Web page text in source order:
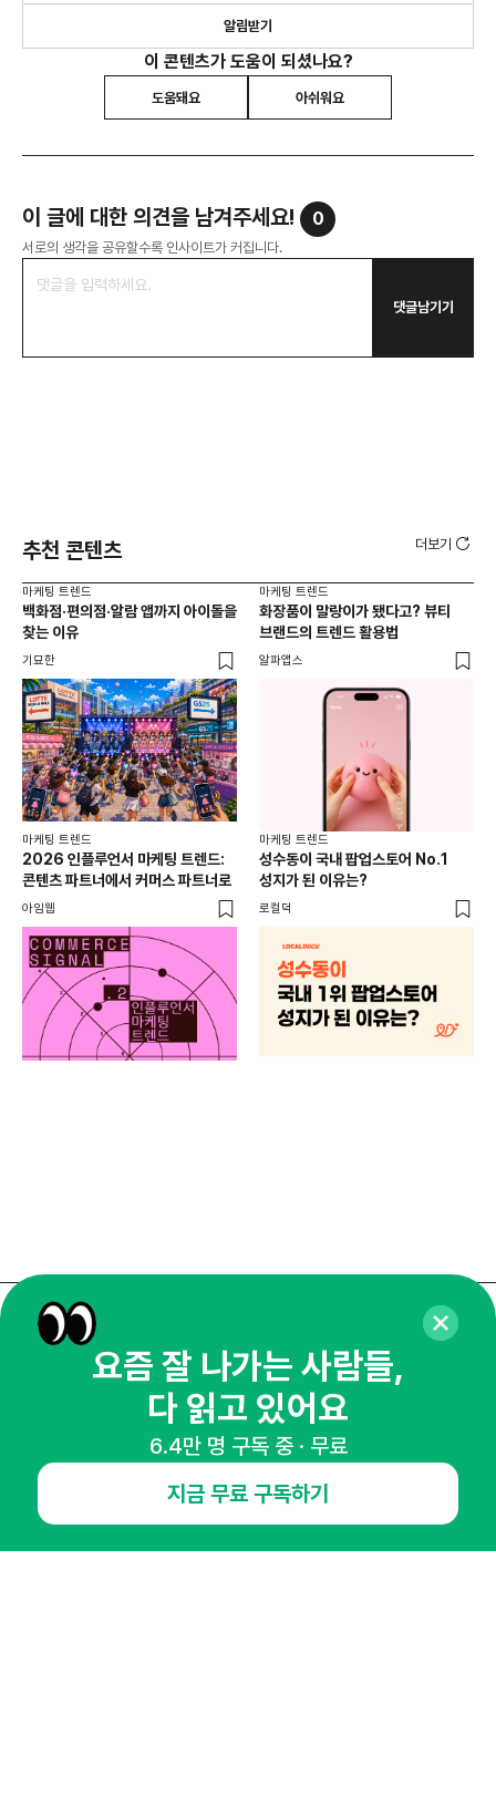
알림받기
이 콘텐츠가 도움이 되셨나요?
도움돼요 아쉬워요
이 글에 대한 의견을 남겨주세요! 0
서로의 생각을 공유할수록 인사이트가 커집니다.
댓글남기기
추천 콘텐츠 더보기
마케팅 트렌드
백화점·편의점·알람 앱까지 아이돌을
찾는 이유
기묘한
마케팅 트렌드
화장품이 말랑이가 됐다고? 뷰티
브랜드의 트렌드 활용법
알파앱스
마케팅 트렌드
2026 인플루언서 마케팅 트렌드:
콘텐츠 파트너에서 커머스 파트너로
아임웹
마케팅 트렌드
성수동이 국내 팝업스토어 No.1
성지가 된 이유는?
로컬덕
매주 화요일 아침,
마케팅 감각을 깨워 드릴게요!
65,043명의 마케터를 성장시키는 뉴스레터
요즘 잘 나가는 사람들,
다 읽고 있어요
6.4만 명 구독 중 · 무료
지금 무료 구독하기